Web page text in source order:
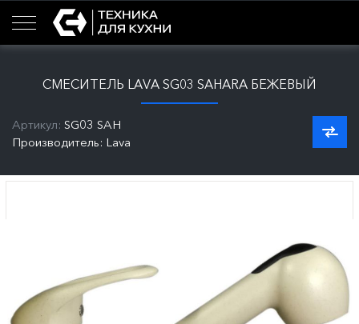
СМЕСИТЕЛЬ LAVA SG03 SAHARA БЕЖЕВЫЙ
Артикул: SG03 SAH
Производитель: Lava